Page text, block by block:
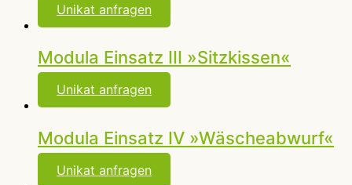
Unikat anfragen
Modula Einsatz III »Sitzkissen«
Unikat anfragen
Modula Einsatz IV »Wäscheabwurf«
Unikat anfragen